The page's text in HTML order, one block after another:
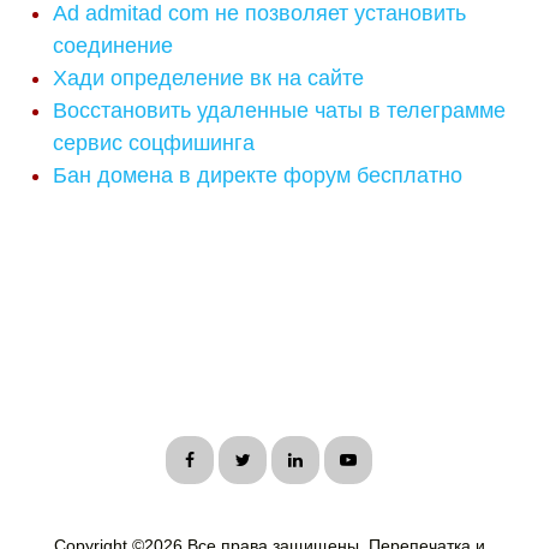
Ad admitad com не позволяет установить
соединение
Хади определение вк на сайте
Восстановить удаленные чаты в телеграмме
сервис соцфишинга
Бан домена в директе форум бесплатно